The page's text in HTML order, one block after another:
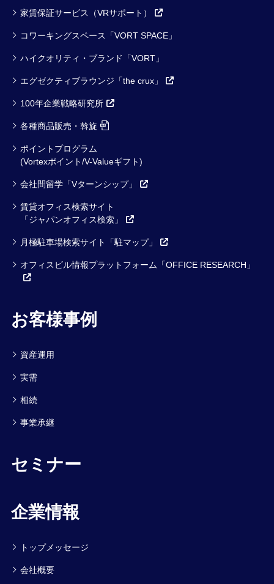
家賃保証サービス（VRサポート）
コワーキングスペース「VORT SPACE」
ハイクオリティ・ブランド「VORT」
エグゼクティブラウンジ「the crux」
100年企業戦略研究所
各種商品販売・斡旋
ポイントプログラム
(Vortexポイント/V-Valueギフト)
会社間留学「Vターンシップ」
賃貸オフィス検索サイト
「ジャパンオフィス検索」
月極駐車場検索サイト「駐マップ」
オフィスビル情報プラットフォーム「OFFICE RESEARCH」
お客様事例
資産運用
実需
相続
事業承継
セミナー
企業情報
トップメッセージ
会社概要